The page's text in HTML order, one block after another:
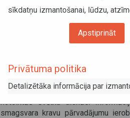
Braukšanas ierobežojumi Beļģijā
Beļģijā nav spēkā esošu
noteiktās svētku dienās.
smagsvara kravu pārvadājumu
sīkdatņu izmantošanai, lūdzu,
Apstiprināt
Privātuma politika
Detalizētāka informācija par